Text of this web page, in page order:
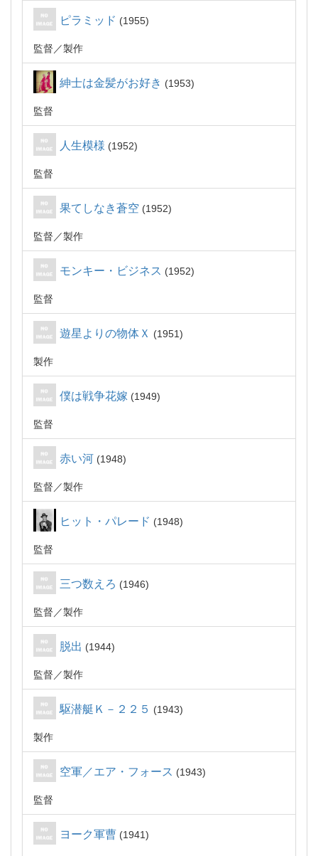
ピラミッド 1955
監督 製作
紳士は金髪がお好き 1953
監督
人生模様 1952
監督
果てしなき蒼空 1952
監督 製作
モンキー・ビジネス 1952
監督
遊星よりの物体Ｘ 1951
製作
僕は戦争花嫁 1949
監督
赤い河 1948
監督 製作
ヒット・パレード 1948
監督
三つ数えろ 1946
監督 製作
脱出 1944
監督 製作
駆潜艇Ｋ－２２５ 1943
製作
空軍／エア・フォース 1943
監督
ヨーク軍曹 1941